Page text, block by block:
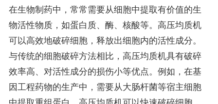
在生物制药中，常常需要从细胞中提取有价值的生
物活性物质，如蛋白质、酶、核酸等。高压均质机
可以高效地破碎细胞，释放出细胞内的活性成分。
与传统的细胞破碎方法相比，高压均质机具有破碎
效率高、对活性成分的损伤小等优点。例如，在基
因工程药物的生产中，需要从大肠杆菌等宿主细胞